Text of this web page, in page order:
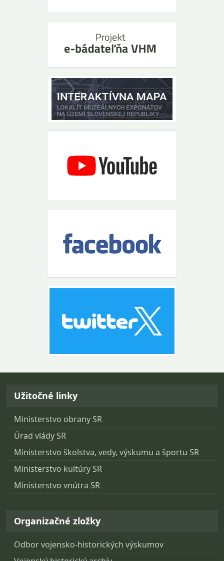
Návrat na začiatok stránky
Užitočné linky
Ministerstvo obrany SR
Úrad vlády SR
Ministerstvo školstva, vedy, výskumu a športu SR
Ministerstvo kultúry SR
Ministerstvo vnútra SR
Organizačné zložky
Odbor vojensko-historických výskumov